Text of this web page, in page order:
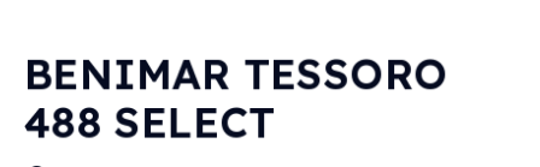
BENIMAR TESSORO
488 SELECT